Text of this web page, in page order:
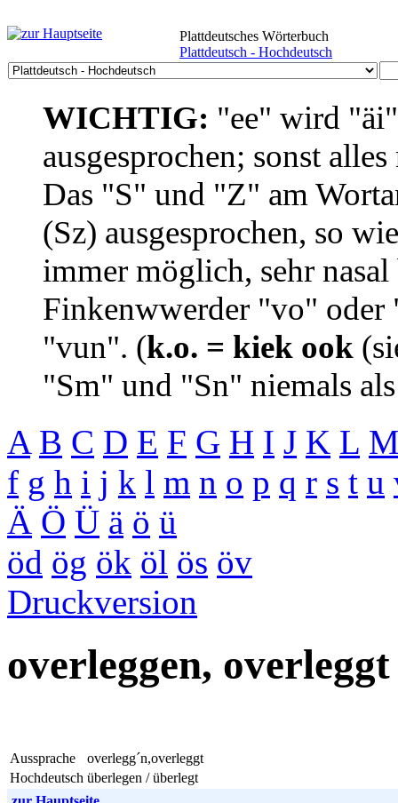
Plattdeutsches Wörterbuch
Plattdeutsch - Hochdeutsch
WICHTIG: "ee" wird
ausgesprochen; sonst
Das "S" und "Z" am
(Sz) ausgesprochen, so
immer möglich, sehr
Finkenwwerder "vo"
"vun". (k.o. = kiek ook
"Sm" und "Sn" niemals
A B C D E F G H I J K L
f g h i j k l m n o p q r s t u
Ä Ö Ü ä ö ü
öd ög ök öl ös öv
Druckversion
overleggen, overleggt
Aussprache
overlegg´n,overleggt
Hochdeutsch überlegen / überlegt